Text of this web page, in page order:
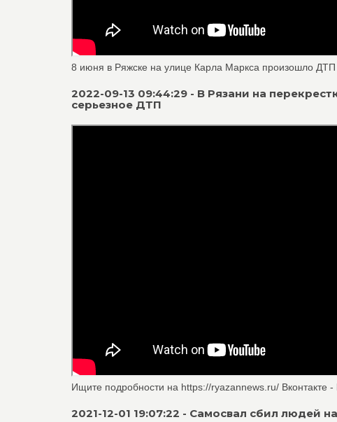
8 июня в Ряжске на улице Карла Маркса произошло ДТП
2022-09-13 09:44:29 - В Рязани на
серьезное ДТП
Ищите подробности на https://ryazannews.ru/
2021-12-01 19:07:22 - Самосвал сбил людей